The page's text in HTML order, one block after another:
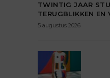
TWINTIG JAAR
TERUGBLIKKEN EN
5 augustus 2026